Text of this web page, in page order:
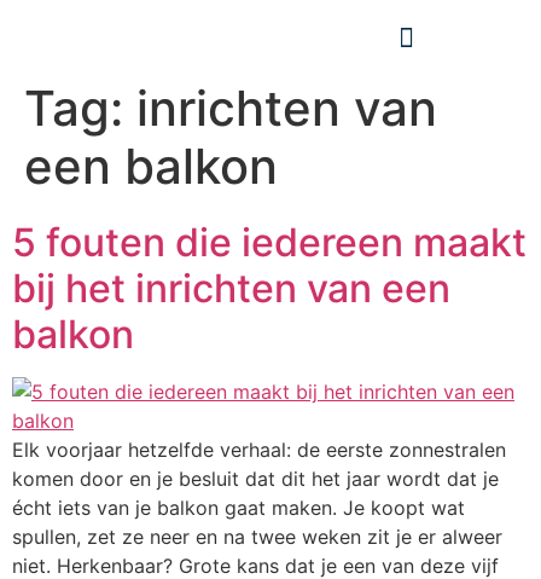
Tag: inrichten van
een balkon
5 fouten die iedereen maakt
bij het inrichten van een
balkon
Elk voorjaar hetzelfde verhaal: de eerste zonnestralen
komen door en je besluit dat dit het jaar wordt dat je
écht iets van je balkon gaat maken. Je koopt wat
spullen, zet ze neer en na twee weken zit je er alweer
niet. Herkenbaar? Grote kans dat je een van deze vijf